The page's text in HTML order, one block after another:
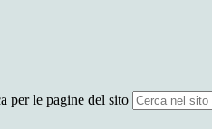
per le pagine del sito